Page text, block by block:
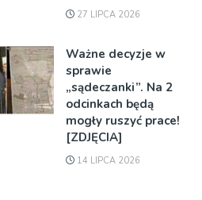
27 LIPCA 2026
Ważne decyzje w
sprawie
„sądeczanki”. Na 2
odcinkach będą
mogły ruszyć prace!
[ZDJĘCIA]
14 LIPCA 2026